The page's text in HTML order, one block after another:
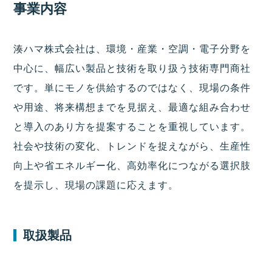
事業内容
湊ハマ株式会社は、環境・産業・空調・電子分野を
中心に、幅広い製品と技術を取り扱う技術専門商社
です。単にモノを供給するのではなく、現場の条件
や用途、将来構想までを見据え、最適な組み合わせ
と導入のあり方を提案することを重視しています。
社会や技術の変化、トレンドを捉えながら、生産性
向上や省エネルギー化、高効率化につながる選択肢
を提示し、現場の課題に応えます。
取扱製品